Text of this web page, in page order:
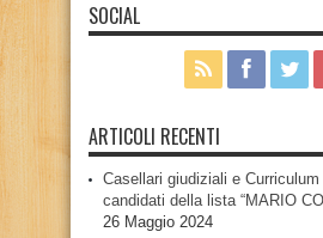
SOCIAL
ARTICOLI RECENTI
Casellari giudiziali e
candidati della lista “MARIO
26 Maggio 2024